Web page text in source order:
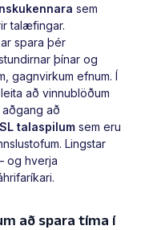
sem
talæfingar.
spara þér
þínar og
gagnvirkum efnum. Í
að vinnublöðum
að
talaspilum sem eru
Lingstar
og hverja
að spara tíma í